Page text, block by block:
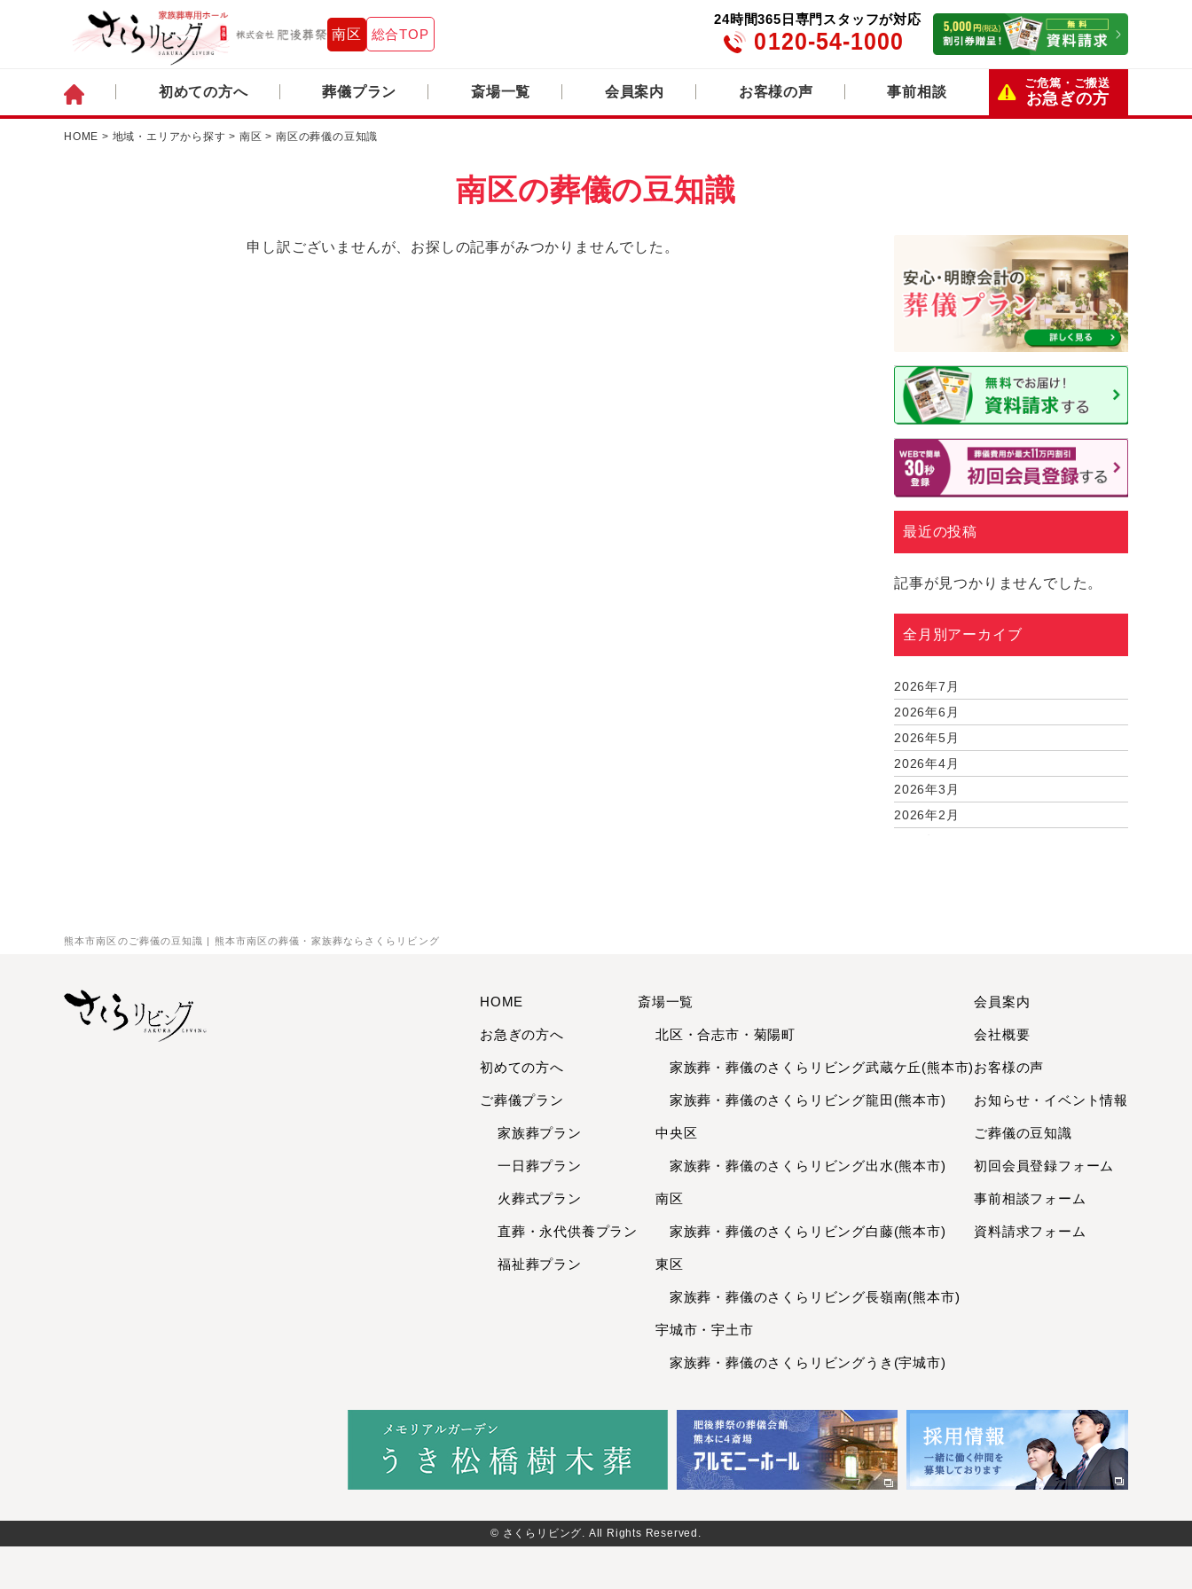
南区 総合TOP
24時間365日専門スタッフが対応
0120-54-1000
初めての方へ 葬儀プラン 斎場一覧 会員案内 お客様の声 事前相談
ご危篤・ご搬送
お急ぎの方
HOME > 地域・エリアから探す >南区 >南区の葬儀の豆知識
熊本市南区のご葬儀の豆知識 | 熊本市南区の葬儀・家族葬ならさくらリビング
南区の葬儀の豆知識
申し訳ございませんが、お探しの記事がみつかりませんでした。
最近の投稿
記事が見つかりませんでした。
全月別アーカイブ
2026年7月
2026年6月
2026年5月
2026年4月
2026年3月
2026年2月
2025年1月
2024年12月
2024年9月
2024年6月
2024年2月
2023年12月
2023年10月
2023年8月
2023年7月
2023年6月
HOME
お急ぎの方へ
初めての方へ
ご葬儀プラン
家族葬プラン
一日葬プラン
火葬式プラン
直葬・永代供養プラン
福祉葬プラン
斎場一覧
北区・合志市・菊陽町
家族葬・葬儀のさくらリビング武蔵ケ丘(熊本市)
家族葬・葬儀のさくらリビング龍田(熊本市)
中央区
家族葬・葬儀のさくらリビング出水(熊本市)
南区
家族葬・葬儀のさくらリビング白藤(熊本市)
東区
家族葬・葬儀のさくらリビング長嶺南(熊本市)
宇城市・宇土市
家族葬・葬儀のさくらリビングうき(宇城市)
会員案内
会社概要
お客様の声
お知らせ・イベント情報
ご葬儀の豆知識
初回会員登録フォーム
事前相談フォーム
資料請求フォーム
© さくらリビング. All Rights Reserved.